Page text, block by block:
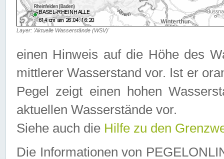
Layer: 'Aktuelle Wasserstände (WSV)'
einen Hinweis auf die Höhe des
mittlerer Wasserstand vor. Ist er
Pegel zeigt einen hohen
aktuellen Wasserstände vor.
Siehe auch die Hilfe zu den
Die Informationen von